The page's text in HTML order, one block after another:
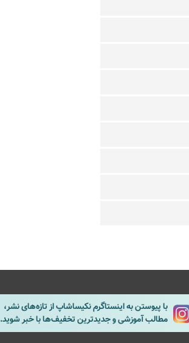
با پیوستن به اینستاگرم نکیساشاپ از تازه‌های نشر،
مطالب آموزشی و جدیدترین تخفیف‌ها با خبر شوید.